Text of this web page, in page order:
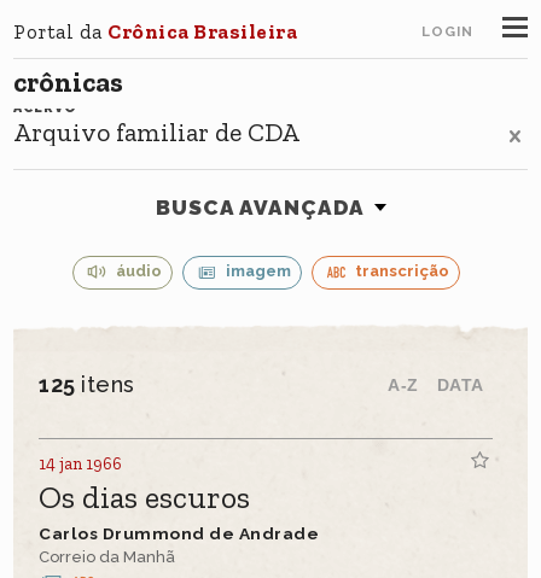
Portal da Crônica Brasileira LOGIN
crônicas
ACERVO
Arquivo familiar de CDA
BUSCA AVANÇADA
áudio imagem transcrição
125 itens A-Z DATA
14 jan 1966
Os dias escuros
Carlos Drummond de Andrade
Correio da Manhã